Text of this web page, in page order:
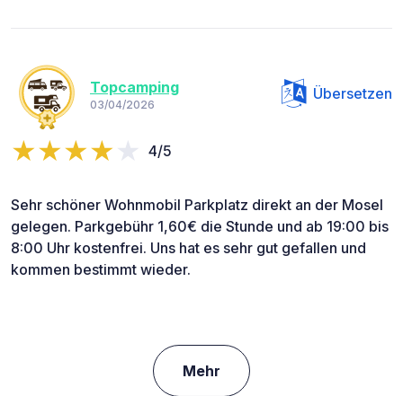
Topcamping
03/04/2026
Übersetzen
4/5
Sehr schöner Wohnmobil Parkplatz direkt an der Mosel
gelegen. Parkgebühr 1,60€ die Stunde und ab 19:00 bis
8:00 Uhr kostenfrei. Uns hat es sehr gut gefallen und
kommen bestimmt wieder.
Mehr